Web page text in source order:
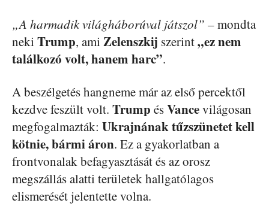
„A harmadik világháborúval játszol” – mondta
neki Trump, ami Zelenszkij szerint„ez nem
találkozó volt, hanem harc”.
A beszélgetés hangneme már az első percektől
kezdve feszült volt. Trump ésVancevilágosan
megfogalmazták: Ukrajnának tűzszünetet kell
kötnie, bármi áron. Ez a gyakorlatban a
frontvonalak befagyasztását és az orosz
megszállás alatti területek hallgatólagos
elismerését jelentette volna.